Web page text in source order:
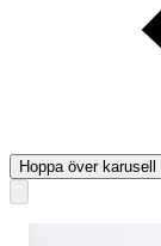
Hoppa över karusell